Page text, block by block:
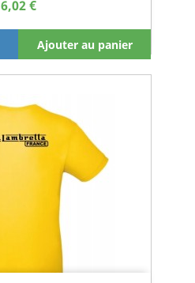
6,02 €
Ajouter au panier